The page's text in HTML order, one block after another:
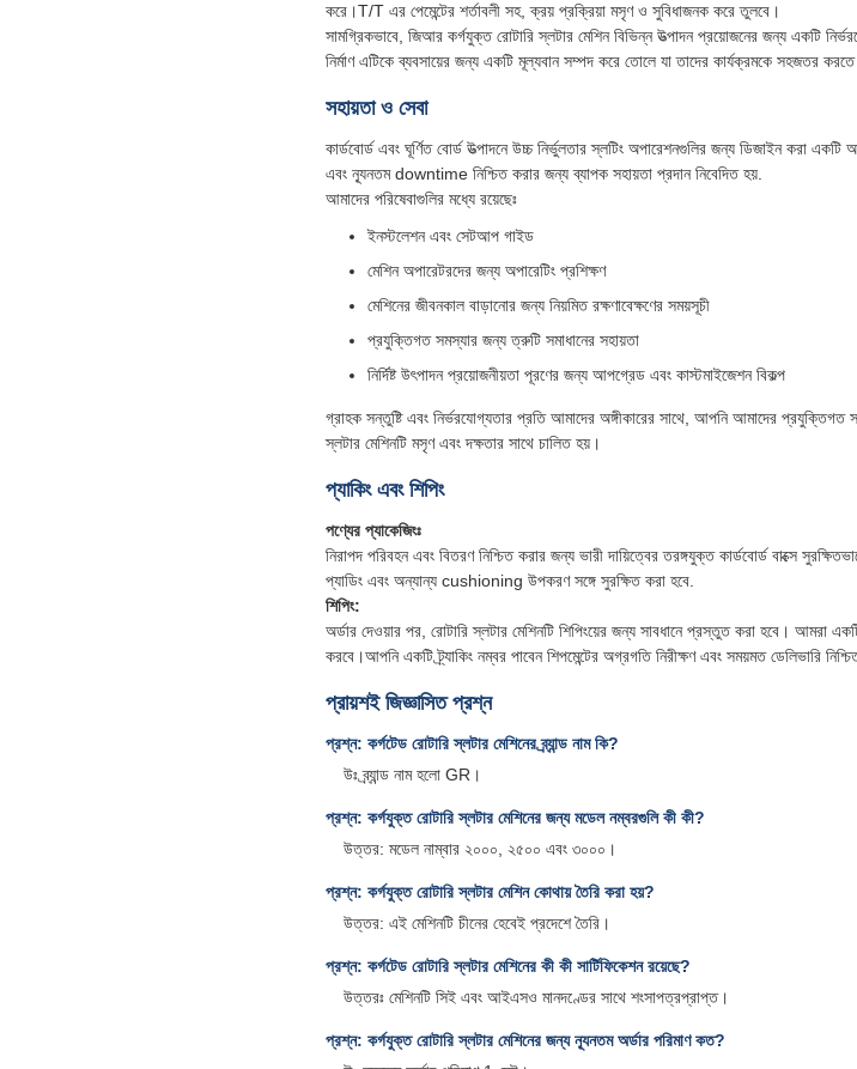
করে।T/T এর পেমেন্টের শর্তাবলী সহ, ক্রয় প্রক্রিয়া মসৃণ ও সুবিধাজনক করে তুলবে।
সামগ্রিকভাবে, জিআর কর্গযুক্ত রোটারি স্লটার মেশিন বিভিন্ন উত্পাদন প্রয়োজনের জন্য একটি
নির্মাণ এটিকে ব্যবসায়ের জন্য একটি মূল্যবান সম্পদ করে তোলে যা তাদের কার্যক্রমকে সহজতর করতে
সহায়তা ও সেবা
কার্ডবোর্ড এবং ঘূর্ণিত বোর্ড উত্পাদনে উচ্চ নির্ভুলতার স্লটিং অপারেশনগুলির জন্য ডিজাইন করা
এবং ন্যূনতম downtime নিশ্চিত করার জন্য ব্যাপক সহায়তা প্রদান নিবেদিত হয়.
আমাদের পরিষেবাগুলির মধ্যে রয়েছেঃ
ইনস্টলেশন এবং সেটআপ গাইড
মেশিন অপারেটরদের জন্য অপারেটিং প্রশিক্ষণ
মেশিনের জীবনকাল বাড়ানোর জন্য নিয়মিত রক্ষণাবেক্ষণের সময়সূচী
প্রযুক্তিগত সমস্যার জন্য ত্রুটি সমাধানের সহায়তা
নির্দিষ্ট উৎপাদন প্রয়োজনীয়তা পূরণের জন্য আপগ্রেড এবং কাস্টমাইজেশন বিকল্প
গ্রাহক সন্তুষ্টি এবং নির্ভরযোগ্যতার প্রতি আমাদের অঙ্গীকারের সাথে, আপনি আমাদের প্রযুক্তিগত
স্লটার মেশিনটি মসৃণ এবং দক্ষতার সাথে চালিত হয়।
প্যাকিং এবং শিপিং
পণ্যের প্যাকেজিংঃ
নিরাপদ পরিবহন এবং বিতরণ নিশ্চিত করার জন্য ভারী দায়িত্বের তরঙ্গযুক্ত কার্ডবোর্ড বাক্সে
প্যাডিং এবং অন্যান্য cushioning উপকরণ সঙ্গে সুরক্ষিত করা হবে.
শিপিং:
অর্ডার দেওয়ার পর, রোটারি স্লটার মেশিনটি শিপিংয়ের জন্য সাবধানে প্রস্তুত করা হবে। আমরা একটি
করবে।আপনি একটি ট্র্যাকিং নম্বর পাবেন শিপমেন্টের অগ্রগতি নিরীক্ষণ এবং সময়মত ডেলিভারি
প্রায়শই জিজ্ঞাসিত প্রশ্ন
প্রশ্ন: কর্গটেড রোটারি স্লটার মেশিনের ব্র্যান্ড নাম কি?
উঃ ব্র্যান্ড নাম হলো GR।
প্রশ্ন: কর্গযুক্ত রোটারি স্লটার মেশিনের জন্য মডেল নম্বরগুলি কী কী?
উত্তর: মডেল নাম্বার ২০০০, ২৫০০ এবং ৩০০০।
প্রশ্ন: কর্গযুক্ত রোটারি স্লটার মেশিন কোথায় তৈরি করা হয়?
উত্তর: এই মেশিনটি চীনের হেবেই প্রদেশে তৈরি।
প্রশ্ন: কর্গটেড রোটারি স্লটার মেশিনের কী কী সার্টিফিকেশন রয়েছে?
উত্তরঃ মেশিনটি সিই এবং আইএসও মানদণ্ডের সাথে শংসাপত্রপ্রাপ্ত।
প্রশ্ন: কর্গযুক্ত রোটারি স্লটার মেশিনের জন্য ন্যূনতম অর্ডার পরিমাণ কত?